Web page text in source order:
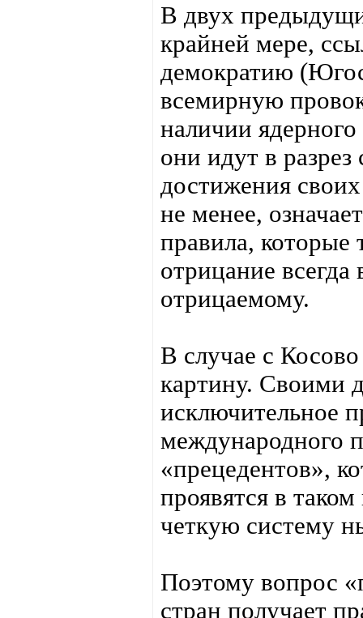
В двух
крайней мере,
демократию
всемирную
наличии
они идут в
достижения
не менее,
правила,
отрицание
отрицаемому.
В случае с
картину. Своими
исключительное
международного
«прецедентов»,
проявятся в
четкую систему
Поэтому вопрос
стран получает